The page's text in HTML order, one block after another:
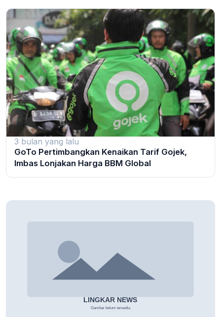
3 bulan yang lalu
GoTo Pertimbangkan Kenaikan Tarif Gojek,
Imbas Lonjakan Harga BBM Global